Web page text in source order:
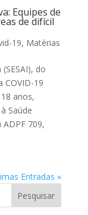
Equipes de
de difícil
19, Matérias
do
COVID-19
anos,
Saúde
ADPF 709,
Entradas »